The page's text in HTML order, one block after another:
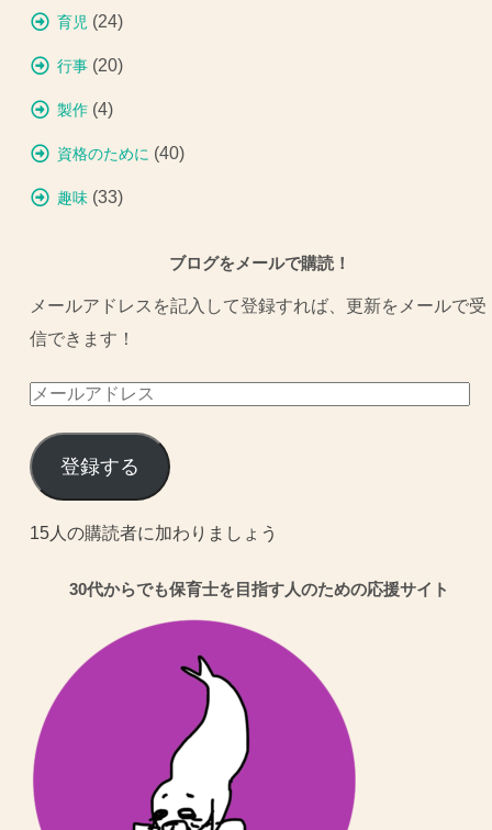
育児 (24)
行事 (20)
製作 (4)
資格のために (40)
趣味 (33)
ブログをメールで購読！
メールアドレスを記入して登録すれば、更新をメールで受
信できます！
メ
ル
ア
ド
登録する
15人の購読者に加わりましょう
30代からでも保育士を目指す人のための応援サイト